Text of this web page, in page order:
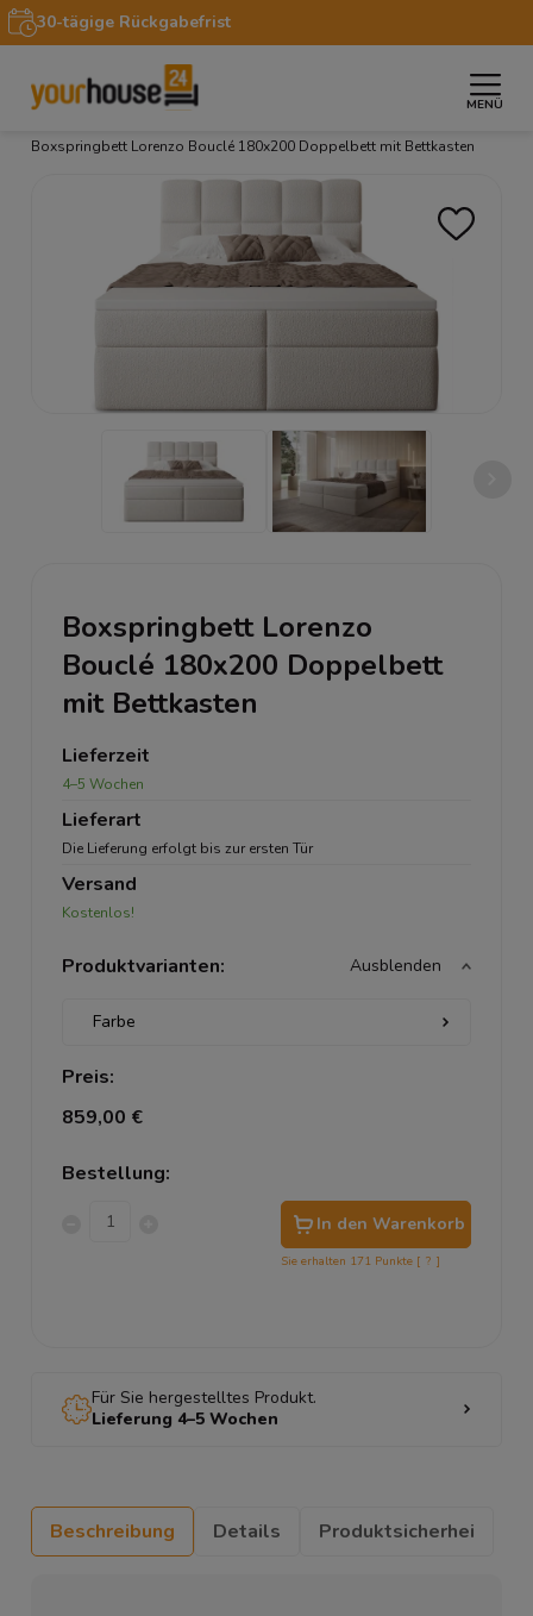
30-tägige Rückgabefrist
MENÜ
Startseite » Möbel »
Boxspringbett Lorenzo Bouclé 180x200 Doppelbett mit Bettkasten
Boxspringbett Lorenzo
Bouclé 180x200 Doppelbett
mit Bettkasten
Lieferzeit
4–5 Wochen
Lieferart
Die Lieferung erfolgt bis zur ersten Tür
Versand
Kostenlos!
Produktvarianten: Ausblenden
Preis:
859,00 €
Bestellung:
In den Warenkorb
Sie erhalten 171 Punkte [ ? ]
Für Sie hergestelltes Produkt.
Lieferung 4–5 Wochen
Beschreibung Details Produktsicherhei